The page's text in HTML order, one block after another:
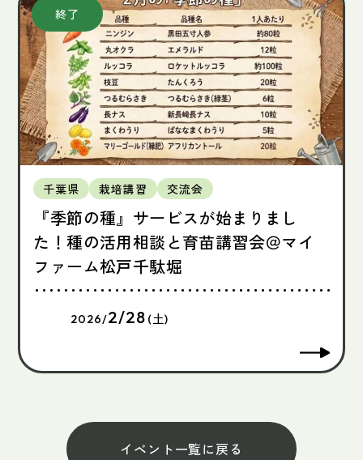
千葉県 栽培講習 交流会
『季節の種』サービスが始まりまし
た！種の活用相談と育苗講習会＠マイ
ファーム松戸千駄堀
2026/2/28 (土)
イベント一覧に戻る